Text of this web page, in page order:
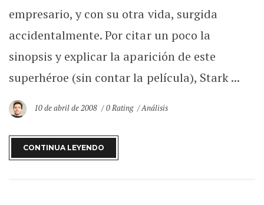
empresario, y con su otra vida, surgida
accidentalmente. Por citar un poco la
sinopsis y explicar la aparición de este
superhéroe (sin contar la película), Stark ...
10 de abril de 2008 0 Rating Análisis
CONTINUA LEYENDO